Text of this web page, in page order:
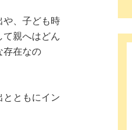
や、子ども時
親へはどん
存在なの
ともにイン